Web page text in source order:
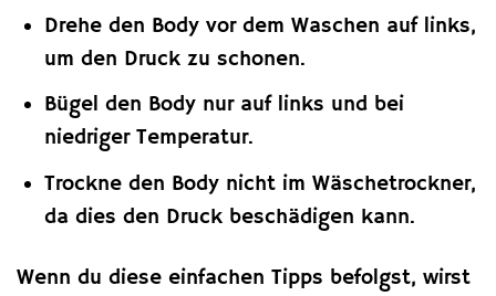
Drehe den Body vor dem Waschen auf links,
um den Druck zu schonen.
Bügel den Body nur auf links und bei
niedriger Temperatur.
Trockne den Body nicht im Wäschetrockner,
da dies den Druck beschädigen kann.
Wenn du diese einfachen Tipps befolgst, wirst